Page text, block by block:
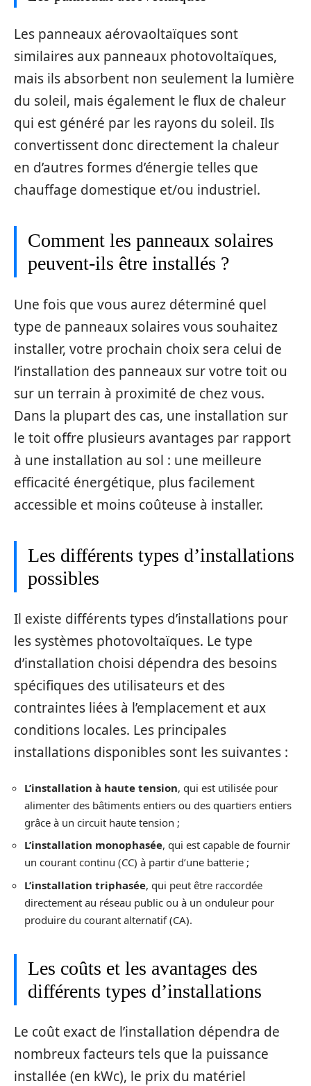
Les panneaux aérovaoltaïques sont
similaires aux panneaux photovoltaïques,
mais ils absorbent non seulement la lumière
du soleil, mais également le flux de chaleur
qui est généré par les rayons du soleil. Ils
convertissent donc directement la chaleur
en d’autres formes d’énergie telles que
chauffage domestique et/ou industriel.
Comment les panneaux solaires
peuvent-ils être installés ?
Une fois que vous aurez déterminé quel
type de panneaux solaires vous souhaitez
installer, votre prochain choix sera celui de
l’installation des panneaux sur votre toit ou
sur un terrain à proximité de chez vous.
Dans la plupart des cas, une installation sur
le toit offre plusieurs avantages par rapport
à une installation au sol : une meilleure
efficacité énergétique, plus facilement
accessible et moins coûteuse à installer.
Les différents types d’installations
possibles
Il existe différents types d’installations pour
les systèmes photovoltaïques. Le type
d’installation choisi dépendra des besoins
spécifiques des utilisateurs et des
contraintes liées à l’emplacement et aux
conditions locales. Les principales
installations disponibles sont les suivantes :
L’installation à haute tension, qui est utilisée pour
alimenter des bâtiments entiers ou des quartiers entiers
grâce à un circuit haute tension ;
L’installation monophasée, qui est capable de fournir
un courant continu (CC) à partir d’une batterie ;
L’installation triphasée, qui peut être raccordée
directement au réseau public ou à un onduleur pour
produire du courant alternatif (CA).
Les coûts et les avantages des
différents types d’installations
Le coût exact de l’installation dépendra de
nombreux facteurs tels que la puissance
installée (en kWc), le prix du matériel